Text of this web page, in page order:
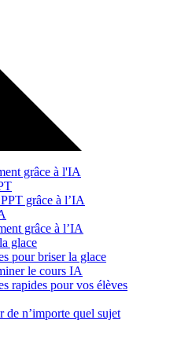
grâce à l'IA
grâce à l’IA
grâce à l’IA
glace
pour briser la glace
le cours IA
rapides pour vos élèves
de n’importe quel sujet